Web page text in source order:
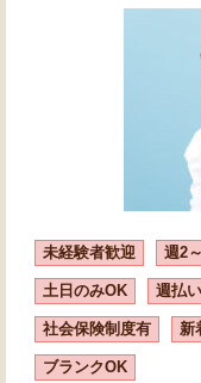
未経験者歓迎 週2
土日のみOK 週払
社会保険制度有 新
ブランクOK